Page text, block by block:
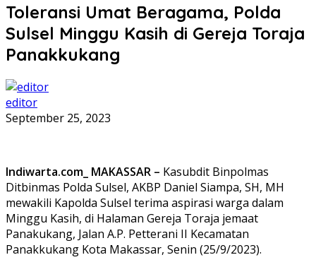
Toleransi Umat Beragama, Polda
Sulsel Minggu Kasih di Gereja Toraja
Panakkukang
editor
September 25, 2023
Indiwarta.com_ MAKASSAR – Kasubdit Binpolmas
Ditbinmas Polda Sulsel, AKBP Daniel Siampa, SH, MH
mewakili Kapolda Sulsel terima aspirasi warga dalam
Minggu Kasih, di Halaman Gereja Toraja jemaat
Panakukang, Jalan A.P. Petterani II Kecamatan
Panakkukang Kota Makassar, Senin (25/9/2023).